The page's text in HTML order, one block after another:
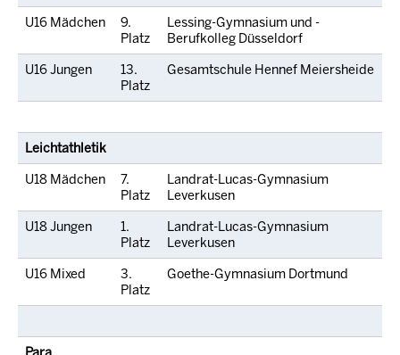
U16 Mädchen
9.
Platz
Lessing-Gymnasium und -
Berufkolleg Düsseldorf
U16 Jungen
13.
Platz
Gesamtschule Hennef Meiersheide
Leichtathletik
U18 Mädchen
7.
Platz
Landrat-Lucas-Gymnasium
Leverkusen
U18 Jungen
1.
Platz
Landrat-Lucas-Gymnasium
Leverkusen
U16 Mixed
3.
Platz
Goethe-Gymnasium Dortmund